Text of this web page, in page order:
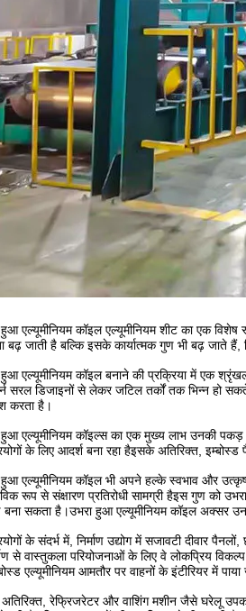
हुआ एल्यूमीनियम कॉइल एल्यूमीनियम शीट का एक
बढ़ जाती है बल्कि इसके कार्यात्मक गुण भी बढ़ जाते
एल्यूमीनियम कॉइल बनाने की प्रक्रिया में एक
सरल डिजाइनों से लेकर जटिल तर्कों तक भिन्न हो
करता है।
हुआ एल्यूमीनियम कॉइल्स का एक मुख्य लाभ उनकी पकड़
के लिए आदर्श बना रहा हैइसके अतिरिक्त,
हुआ एल्यूमीनियम कॉइल भी अपने हल्के स्वभाव और
रूप से संक्षारण प्रतिरोधी सामग्री हैइस गुण को
सकता है।उभरा हुआ एल्यूमीनियम कॉइल अक्सर उन
के संदर्भ में, निर्माण उद्योग में सजावटी दीवार
से वास्तुकला परियोजनाओं के लिए वे लोकप्रिय
एल्यूमीनियम आमतौर पर वाहनों के इंटीरियर में
रेफ्रिजरेटर और वाशिंग मशीन जैसे घरेलू